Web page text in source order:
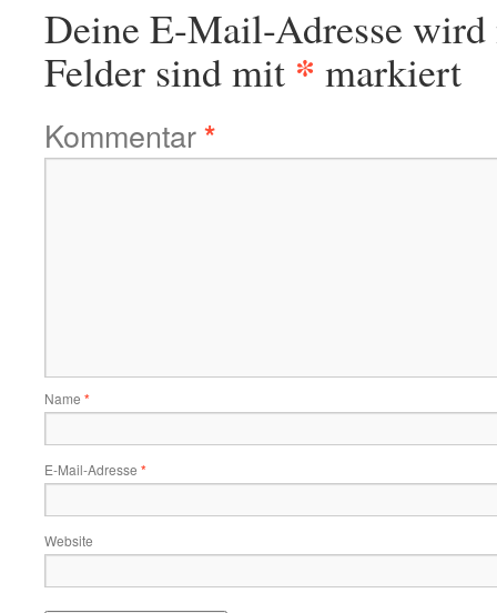
Deine E-Mail-Adresse
Felder sind mit * markiert
Kommentar*
Name *
E-Mail-Adresse *
Website